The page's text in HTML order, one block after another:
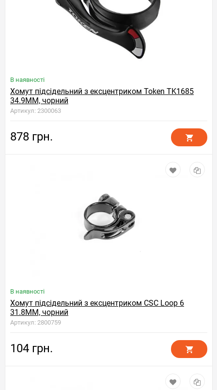
В наявності
Хомут підсідельний з ексцентриком Token TK1685
34.9MM, чорний
Артикул: 2300063
878 грн.
В наявності
Хомут підсідельний з ексцентриком CSC Loop 6
31.8MM, чорний
Артикул: 2800759
104 грн.